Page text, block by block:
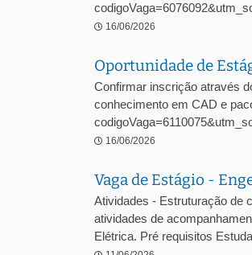
16/06/2026
Oportunidade de
Confirmar inscrição através
conhecimento em CAD e
16/06/2026
Vaga de Estágio -
Atividades - Estruturação de
atividades de
Elétrica. Pré requisitos